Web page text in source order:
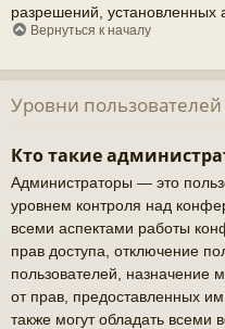
разрешений,
Вернуться к началу
Уровни
Кто такие
Администраторы — это
уровнем контроля над
всеми аспектами работы
прав доступа, отключение
пользователей, назначение
от прав, предоставленных
также могут обладать всеми